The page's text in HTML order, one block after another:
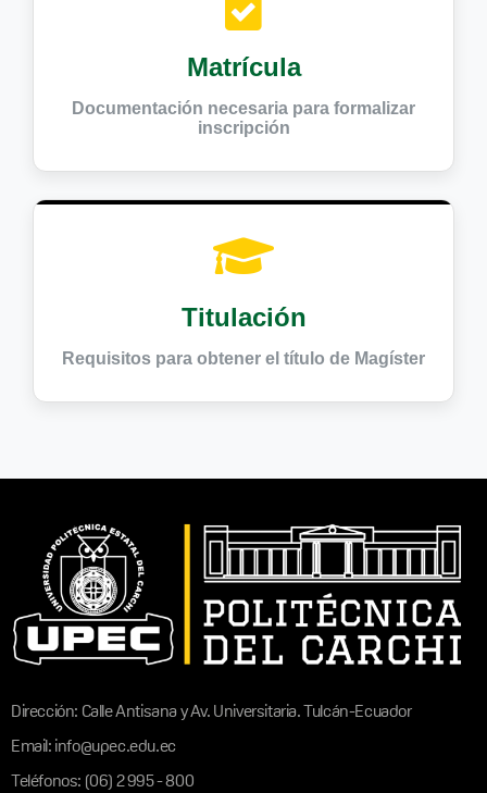
Matrícula
Documentación necesaria para formalizar
inscripción
Titulación
Requisitos para obtener el título de Magíster
Dirección: Calle Antisana y Av. Universitaria. Tulcán-Ecuador
Email: info@upec.edu.ec
Teléfonos: (06) 2 995 - 800